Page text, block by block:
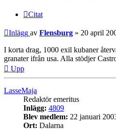
Citat
Inlägg av Flensburg » 20 april
I korta drag, 1000 exil kubaner
granater ifrån usa. Alla stödjer
Upp
LasseMaja
Redaktör emeritus
Inlägg: 4809
Blev medlem: 22 januari
Ort: Dalarna